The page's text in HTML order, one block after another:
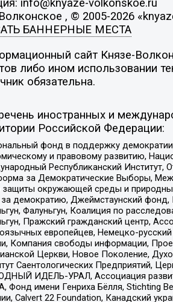
info@knyaze-volkonskoe.ru
, © 2005-2026
БАННЕРНЫЕ МЕСТА
сайт Князе-
либо ином использовании
обязательна.
иностранных и
Российской Федерации:
фонд в поддержку
и правовому развитию,
Республиканский Институт,
за Демократические Выборы,
защиты окружающей среды и
демократию, Джеймстаунский фонд,
Фалуньгун, Коалиция по
Пражский гражданский центр,
европейцев, Немецко-
Компания свободы информации,
Церкви, Новое Поколение,
Саентологических Предприятий,
ИДЕЛЬ-УРАЛ, Ассоциация
Фонд имени Генриха Бёлля, Stichting
Calvert 22 Foundation, Канадский